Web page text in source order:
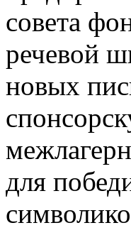
совета
речевой
новых
для